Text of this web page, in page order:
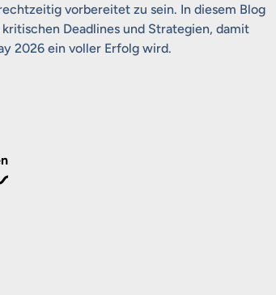
vorbereitet zu sein. In diesem Blog
Deadlines und Strategien, damit
2026 ein voller Erfolg wird.